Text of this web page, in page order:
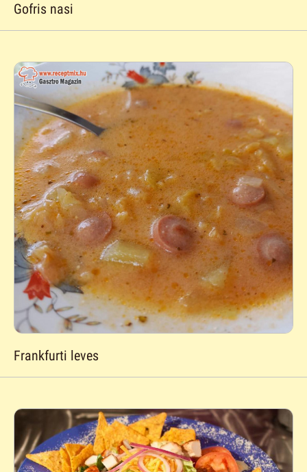
Gofris nasi
Frankfurti leves